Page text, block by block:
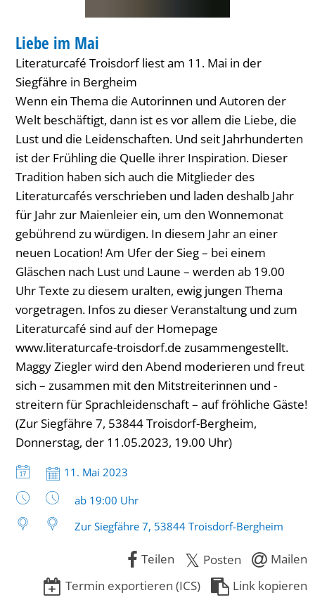
Liebe im Mai
Literaturcafé Troisdorf liest am 11. Mai in der
Siegfähre in Bergheim
Wenn ein Thema die Autorinnen und Autoren der
Welt beschäftigt, dann ist es vor allem die Liebe, die
Lust und die Leidenschaften. Und seit Jahrhunderten
ist der Frühling die Quelle ihrer Inspiration. Dieser
Tradition haben sich auch die Mitglieder des
Literaturcafés verschrieben und laden deshalb Jahr
für Jahr zur Maienleier ein, um den Wonnemonat
gebührend zu würdigen. In diesem Jahr an einer
neuen Location! Am Ufer der Sieg – bei einem
Gläschen nach Lust und Laune – werden ab 19.00
Uhr Texte zu diesem uralten, ewig jungen Thema
vorgetragen. Infos zu dieser Veranstaltung und zum
Literaturcafé sind auf der Homepage
www.literaturcafe-troisdorf.de zusammengestellt.
Maggy Ziegler wird den Abend moderieren und freut
sich – zusammen mit den Mitstreiterinnen und -
streitern für Sprachleidenschaft – auf fröhliche Gäste!
(Zur Siegfähre 7, 53844 Troisdorf-Bergheim,
Donnerstag, der 11.05.2023, 19.00 Uhr)
Datum:
11. Mai 2023
Uhrzeit:
ab 19:00 Uhr
Zur Siegfähre 7, 53844 Troisdorf-Bergheim
Teilen Posten
Mailen
Termin exportieren (ICS)
Link kopieren